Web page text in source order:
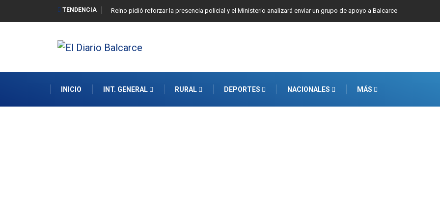
TENDENCIA Reino pidió reforzar la presencia policial y el Ministerio analizará enviar un grupo de apoyo a Balcarce
INICIO INT. GENERAL RURAL DEPORTES NACIONALES MÁS